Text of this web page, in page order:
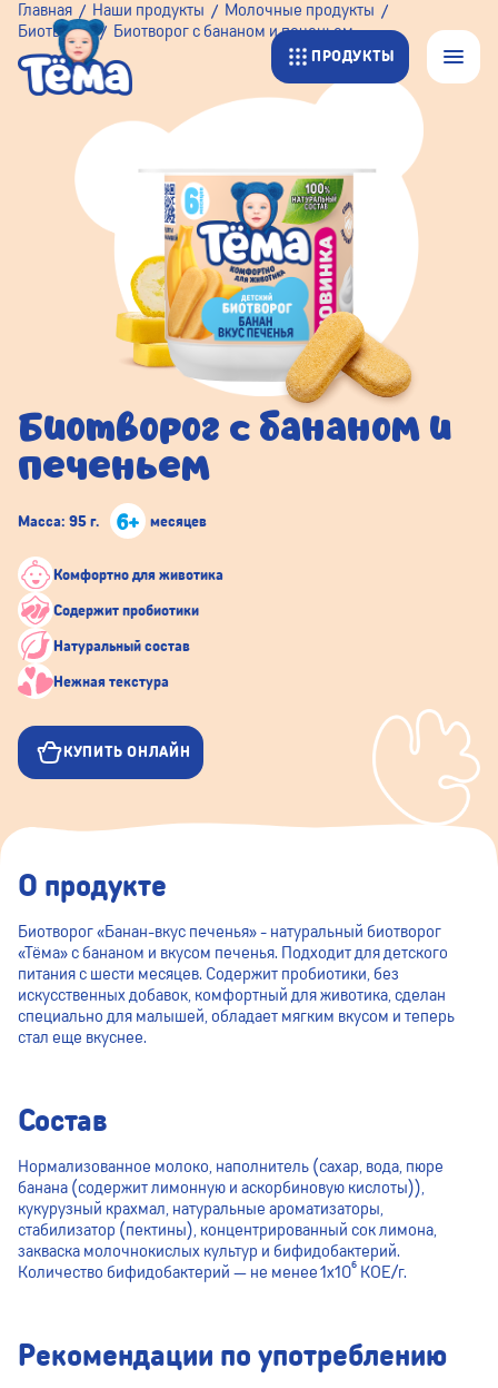
ПРОДУКТЫ
Главная Наши продукты
Молочные продукты
Биотворог
Биотворог с бананом и печеньем
Биотворог с бананом и
печеньем
Масса: 95 г. 6+ месяцев
Комфортно для животика
Содержит пробиотики
Натуральный состав
Нежная текстура
КУПИТЬ ОНЛАЙН
О продукте
Биотворог «Банан-вкус печенья» - натуральный биотворог
«Тёма» с бананом и вкусом печенья. Подходит для детского
питания с шести месяцев. Содержит пробиотики, без
искусственных добавок, комфортный для животика, сделан
специально для малышей, обладает мягким вкусом и теперь
стал еще вкуснее.
Состав
Нормализованное молоко, наполнитель (сахар, вода, пюре
банана (содержит лимонную и аскорбиновую кислоты)),
кукурузный крахмал, натуральные ароматизаторы,
стабилизатор (пектины), концентрированный сок лимона,
закваска молочнокислых культур и бифидобактерий.
Количество бифидобактерий — не менее 1x10⁶ КОЕ/г.
Рекомендации по употреблению